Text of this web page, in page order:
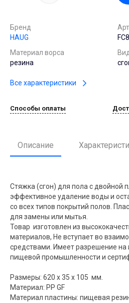
Бренд
HAUG
Материал ворса
резина
Вид
Все характеристики
Способы оплаты
Описание
Стяжка (сгон) для пола с двойной
эффективное удаление воды и
со всех типов покрытий полов.
для замены или мытья.
Товар изготовлен из
материалов, Не вступает во
средствами. Имеет разрешение на
пищевой промышленности и
Размеры: 620 x 35 x 105 мм.
Материал: РР GF
Материал пластины: пищевая